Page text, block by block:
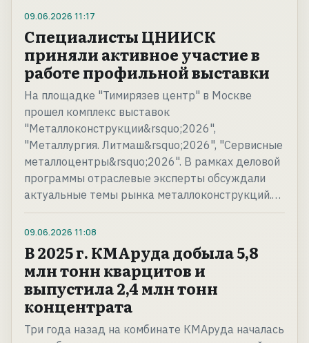
09.06.2026 11:17
Специалисты ЦНИИСК
приняли активное участие в
работе профильной выставки
На площадке "Тимирязев центр" в Москве
прошел комплекс выставок
"Металлоконструкции&rsquo;2026",
"Металлургия. Литмаш&rsquo;2026", "Сервисные
металлоцентры&rsquo;2026". В рамках деловой
программы отраслевые эксперты обсуждали
актуальные темы рынка металлоконструкций.…
09.06.2026 11:08
В 2025 г. КМАруда добыла 5,8
млн тонн кварцитов и
выпустила 2,4 млн тонн
концентрата
Три года назад на комбинате КМАруда началась